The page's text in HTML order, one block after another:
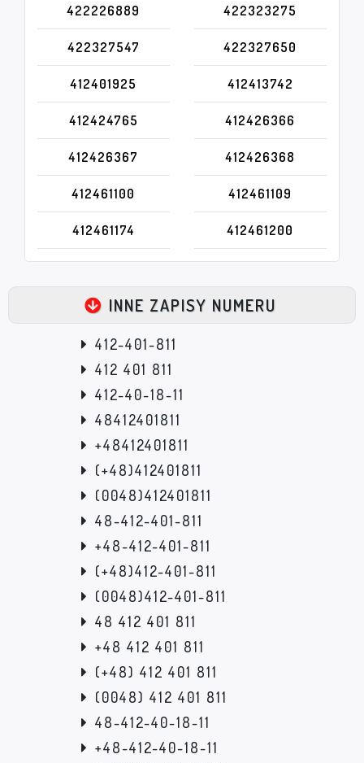
422226889 422323275
422327547 422327650
412401925 412413742
412424765 412426366
412426367 412426368
412461100 412461109
412461174 412461200
INNE ZAPISY NUMERU
412-401-811
412 401 811
412-40-18-11
48412401811
+48412401811
(+48)412401811
(0048)412401811
48-412-401-811
+48-412-401-811
(+48)412-401-811
(0048)412-401-811
48 412 401 811
+48 412 401 811
(+48) 412 401 811
(0048) 412 401 811
48-412-40-18-11
+48-412-40-18-11